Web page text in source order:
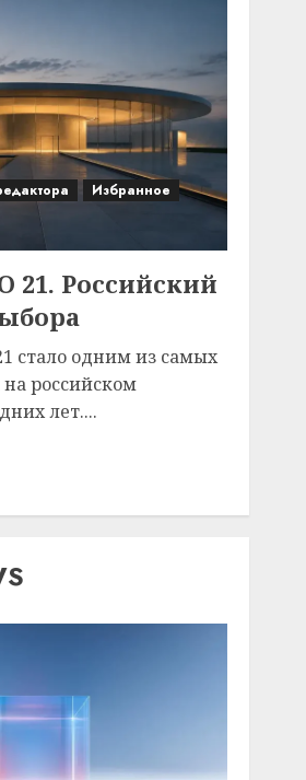
Избранное
21. Российский
стало одним из самых
российском
лет....